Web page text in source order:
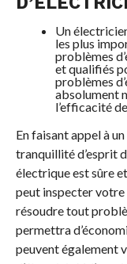
Un
les plus
problèmes
et qualifiés
problèmes
absolument
l’efficacité
En faisant appel à
tranquillité d’esprit
électrique est sûre
peut inspecter
résoudre tout
permettra
peuvent également